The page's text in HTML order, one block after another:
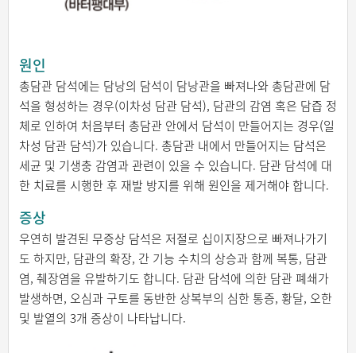
원인
총담관 담석에는 담낭의 담석이 담낭관을 빠져나와 총담관에 담
석을 형성하는 경우(이차성 담관 담석), 담관의 감염 혹은 담즙 정
체로 인하여 처음부터 총담관 안에서 담석이 만들어지는 경우(일
차성 담관 담석)가 있습니다. 총담관 내에서 만들어지는 담석은
세균 및 기생충 감염과 관련이 있을 수 있습니다. 담관 담석에 대
한 치료를 시행한 후 재발 방지를 위해 원인을 제거해야 합니다.
증상
우연히 발견된 무증상 담석은 저절로 십이지장으로 빠져나가기
도 하지만, 담관의 확장, 간 기능 수치의 상승과 함께 복통, 담관
염, 췌장염을 유발하기도 합니다. 담관 담석에 의한 담관 폐쇄가
발생하면, 오심과 구토를 동반한 상복부의 심한 통증, 황달, 오한
및 발열의 3개 증상이 나타납니다.